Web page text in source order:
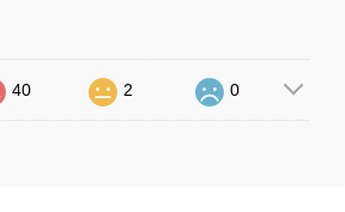
40 2 0